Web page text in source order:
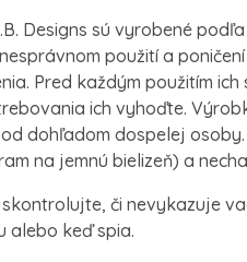
Designs sú vyrobené
použití a
Pred každým použitím
ich vyhoďte.
dohľadom dospelej osoby.
na jemnú bielizeň) a
či nevykazuje
alebo keď spia.